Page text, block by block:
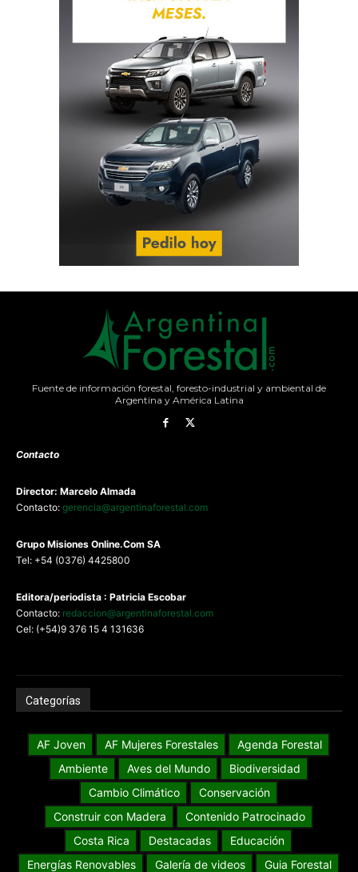
Fuente de información forestal, foresto-industrial y ambiental de
Argentina y América Latina
Contacto
Director: Marcelo Almada
Contacto: gerencia@argentinaforestal.com
Grupo Misiones Online.Com SA
Tel: +54 (0376) 4425800
Editora/periodista : Patricia Escobar
Contacto: redaccion@argentinaforestal.com
Cel: (+54)9 376 15 4 131636
Categorías
AF Joven AF Mujeres Forestales
Agenda Forestal
Ambiente
Aves del Mundo
Biodiversidad
Cambio Climático
Conservación
Construir con Madera
Contenido Patrocinado
Costa Rica
Destacadas
Educación
Energías Renovables
Galería de videos Guia Forestal